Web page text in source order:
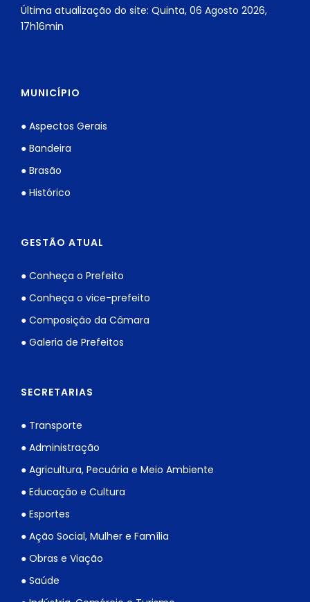
Última atualização do site: Quinta, 06 Agosto 2026,
17h16min
MUNICÍPIO
● Aspectos Gerais
● Bandeira
● Brasão
● Histórico
GESTÃO ATUAL
● Conheça o Prefeito
● Conheça o vice-prefeito
● Composição da Câmara
● Galeria de Prefeitos
SECRETARIAS
● Transporte
● Administração
● Agricultura, Pecuária e Meio Ambiente
● Educação e Cultura
● Esportes
● Ação Social, Mulher e Família
● Obras e Viação
● Saúde